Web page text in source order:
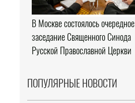
В Москве состоялось очередное
заседание Священного Синода
Русской Православной Церкви
ПОПУЛЯРНЫЕ НОВОСТИ